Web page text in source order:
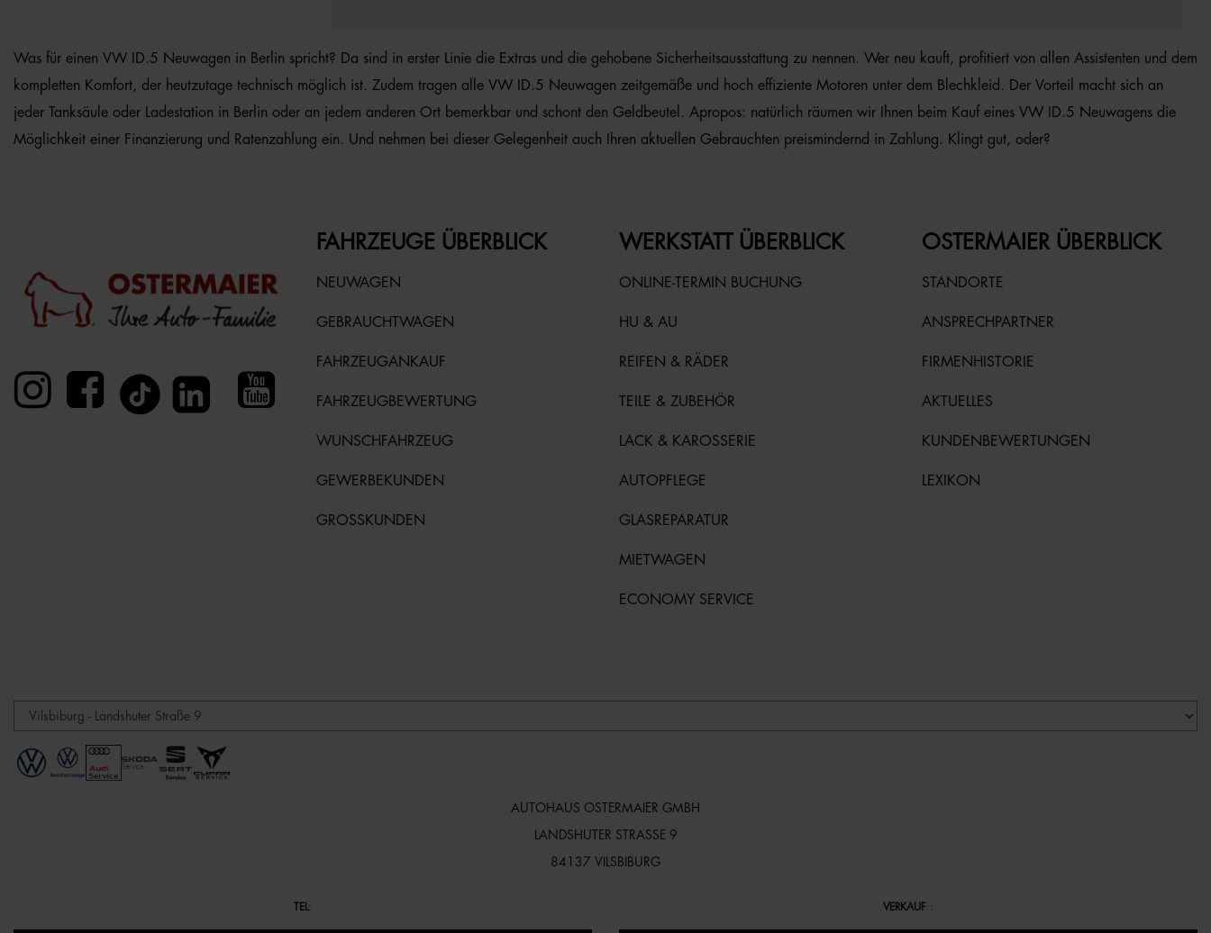
Was für einen VW ID.5 Neuwagen in Berlin spricht? Da sind in erster Linie die Extras und die gehobene Sicherheitsausstattung zu nennen. Wer neu kauft, profitiert von allen Assistenten und dem
kompletten Komfort, der heutzutage technisch möglich ist. Zudem tragen alle VW ID.5 Neuwagen zeitgemäße und hoch effiziente Motoren unter dem Blechkleid. Der Vorteil macht sich an
jeder Tanksäule oder Ladestation in Berlin oder an jedem anderen Ort bemerkbar und schont den Geldbeutel. Apropos: natürlich räumen wir Ihnen beim Kauf eines VW ID.5 Neuwagens die
Möglichkeit einer Finanzierung und Ratenzahlung ein. Und nehmen bei dieser Gelegenheit auch Ihren aktuellen Gebrauchten preismindernd in Zahlung. Klingt gut, oder?
FAHRZEUGE ÜBERBLICK
NEUWAGEN
GEBRAUCHTWAGEN
FAHRZEUGANKAUF
FAHRZEUGBEWERTUNG
WUNSCHFAHRZEUG
GEWERBEKUNDEN
GROSSKUNDEN
WERKSTATT ÜBERBLICK
ONLINE-TERMIN BUCHUNG
HU & AU
REIFEN & RÄDER
TEILE & ZUBEHÖR
LACK & KAROSSERIE
AUTOPFLEGE
GLASREPARATUR
MIETWAGEN
ECONOMY SERVICE
OSTERMAIER ÜBERBLICK
STANDORTE
ANSPRECHPARTNER
FIRMENHISTORIE
AKTUELLES
KUNDENBEWERTUNGEN
LEXIKON
AUTOHAUS OSTERMAIER GMBH
LANDSHUTER STRASSE 9
84137 VILSBIBURG
TEL : VERKAUF :